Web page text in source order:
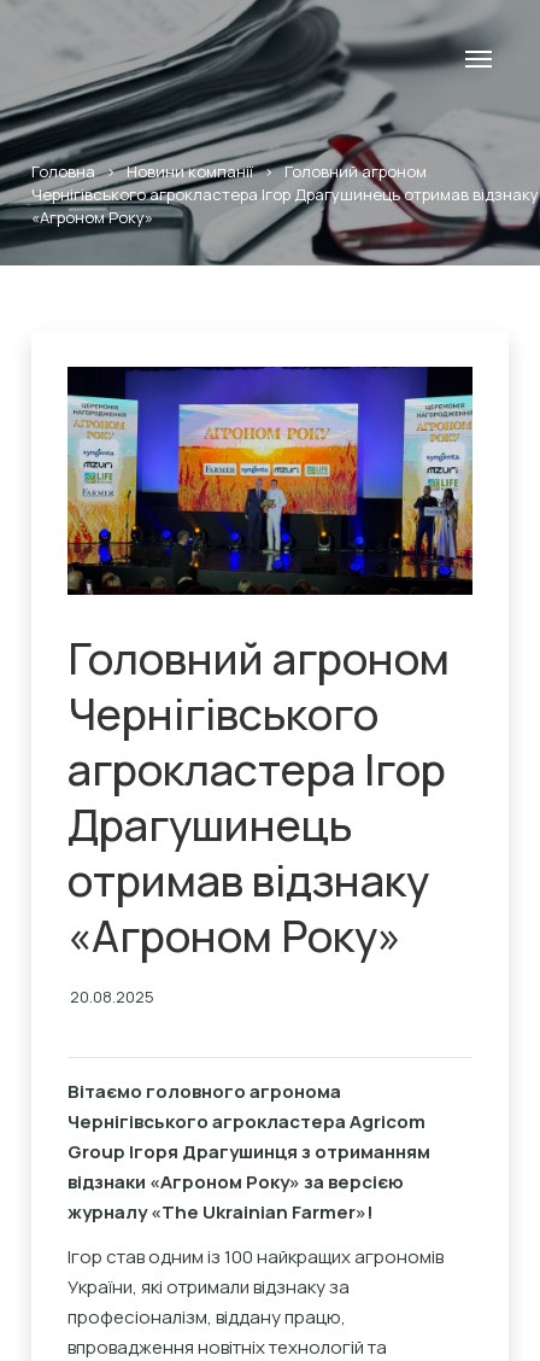
Головна>Новини компанії>Головний агроном
Чернігівського агрокластера Ігор Драгушинець отримав відзнаку
«Агроном Року»
Головний агроном
Чернігівського
агрокластера Ігор
Драгушинець
отримав відзнаку
«Агроном Року»
20.08.2025
Вітаємо головного агронома
Чернігівського агрокластера Agricom
Group Ігоря Драгушинця з отриманням
відзнаки «Агроном Року» за версією
журналу «The Ukrainian Farmer»!
Ігор став одним із 100 найкращих агрономів
України, які отримали відзнаку за
професіоналізм, віддану працю,
впровадження новітніх технологій та